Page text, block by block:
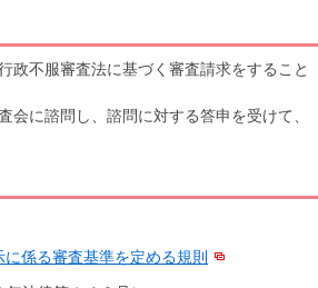
政不服審査法に基づく審査請求をすること
に諮問し、諮問に対する答申を受けて、
係る審査基準を定める規則